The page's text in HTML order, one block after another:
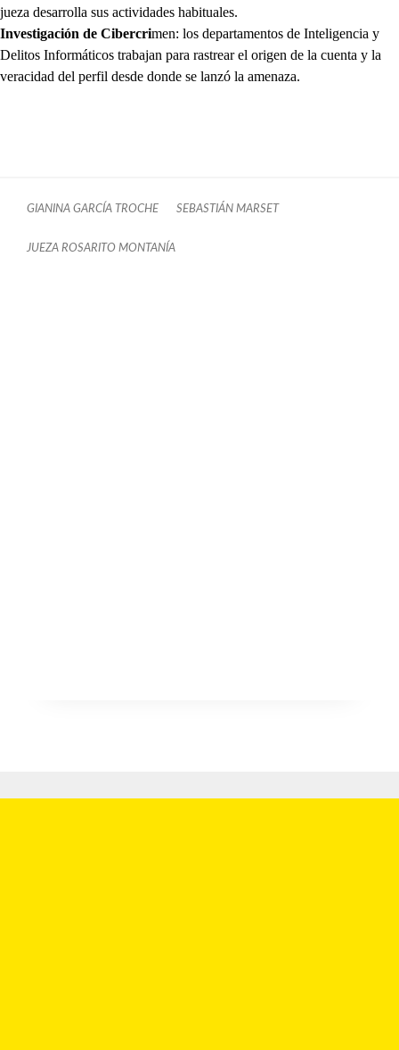
jueza desarrolla sus actividades habituales.
Investigación de Cibercrimen: los departamentos de Inteligencia y
Delitos Informáticos trabajan para rastrear el origen de la cuenta y la
veracidad del perfil desde donde se lanzó la amenaza.
GIANINA GARCÍA TROCHE SEBASTIÁN MARSET
JUEZA ROSARITO MONTANÍA